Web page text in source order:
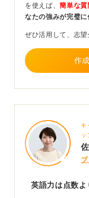
質問者さんは、英語
その過程で身につけ
などをテーマに自
英語力が必要な企
ょう。
0
を使えば、簡単な
なたの強みが完璧
ぜひ活用して、志望
作
キ
ッ
英語力は点数よ